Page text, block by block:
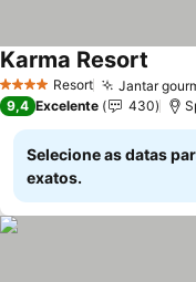
4 EstrelasResort Jantar
Karma Resort
9,4 Excelente 430
Selecione as datas
exatos.